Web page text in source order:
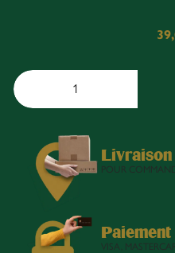
POUR
VISA,